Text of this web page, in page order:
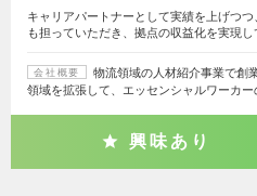
キャリアパートナーとして実績を上げつ
も担っていただき、拠点の収益化を実現し
会社概要
物流領域の人材紹介事業で創
領域を拡張して、エッセンシャルワーカ
興味あり